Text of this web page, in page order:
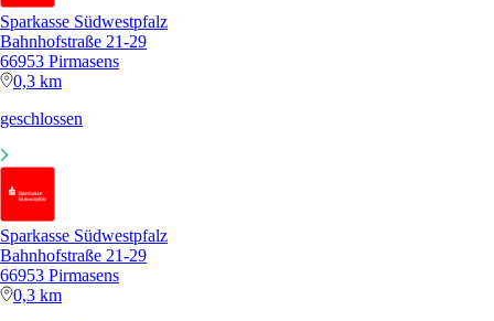
Sparkasse Südwestpfalz
Bahnhofstraße 21-29
66953 Pirmasens
0,3 km
geschlossen
Sparkasse Südwestpfalz
Bahnhofstraße 21-29
66953 Pirmasens
0,3 km